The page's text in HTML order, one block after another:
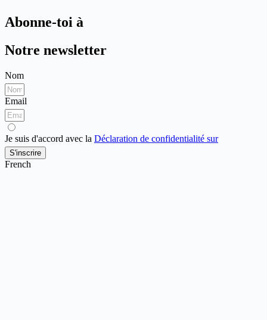
Abonne-toi à
Notre newsletter
Nom
Email
Je suis d'accord avec la Déclaration de confidentialité sur
S'inscrire
French